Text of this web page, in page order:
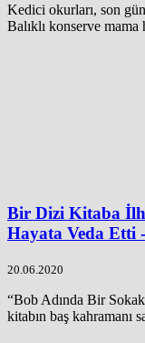
Kedici okurları, son
Balıklı konserve mama
Bir Dizi Kitaba
Hayata Veda Etti
20.06.2020
“Bob Adında Bir
kitabın baş kahramanı